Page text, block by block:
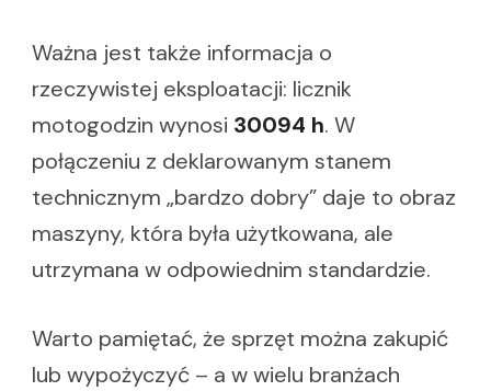
Ważna jest także informacja o
rzeczywistej eksploatacji: licznik
motogodzin wynosi 30094 h. W
połączeniu z deklarowanym stanem
technicznym „bardzo dobry” daje to obraz
maszyny, która była użytkowana, ale
utrzymana w odpowiednim standardzie.
Warto pamiętać, że sprzęt można zakupić
lub wypożyczyć – a w wielu branżach